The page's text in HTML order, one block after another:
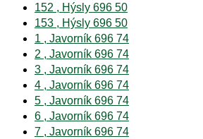
152 , Hýsly 696 50
153 , Hýsly 696 50
1 , Javorník 696 74
2 , Javorník 696 74
3 , Javorník 696 74
4 , Javorník 696 74
5 , Javorník 696 74
6 , Javorník 696 74
7 , Javorník 696 74